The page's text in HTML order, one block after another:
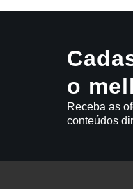
o
Receba as
conteúdos